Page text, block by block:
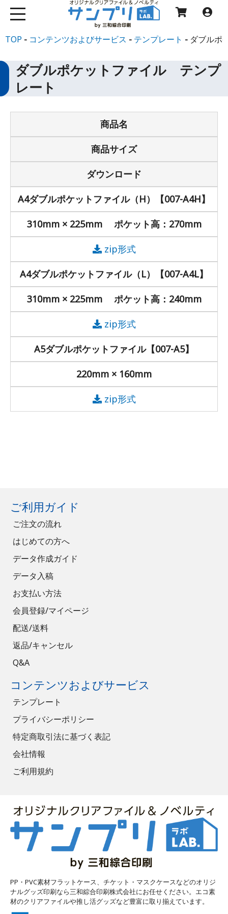
TOP コンテンツおよびサービス テンプレート ダブルポ
ダブルポケットファイル テンプ
レート
商品名
商品サイズ
ダウンロード
A4ダブルポケットファイル（H）【007-A4H】
310mm × 225mm ポケット高：270mm
zip形式
A4ダブルポケットファイル（L）【007-A4L】
310mm × 225mm ポケット高：240mm
zip形式
A5ダブルポケットファイル【007-A5】
220mm × 160mm
zip形式
ご利用ガイド
ご注文の流れ
はじめての方へ
データ作成ガイド
データ入稿
お支払い方法
会員登録/マイページ
配送/送料
返品/キャンセル
Q&A
コンテンツおよびサービス
テンプレート
プライバシーポリシー
特定商取引法に基づく表記
会社情報
ご利用規約
PP・PVC素材フラットケース、チケット・マスクケースなどのオリジ
ナルグッズ印刷なら三和綜合印刷株式会社にお任せください。エコ素
材のクリアファイルや推し活グッズなど豊富に取り揃えています。